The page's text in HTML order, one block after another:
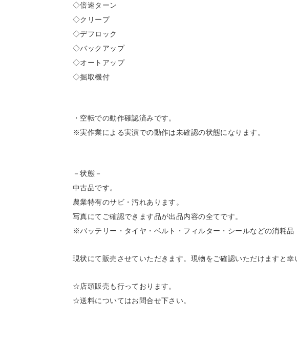
◇倍速ターン
◇クリープ
◇デフロック
◇バックアップ
◇オートアップ
◇掘取機付
・空転での動作確認済みです。
※実作業による実演での動作は未確認の状態になります。
－状態－
中古品です。
農業特有のサビ・汚れあります。
写真にてご確認できます品が出品内容の全てです。
※バッテリー・タイヤ・ベルト・フィルター・シールなどの消耗品
現状にて販売させていただきます。現物をご確認いただけますと幸
☆店頭販売も行っております。
☆送料についてはお問合せ下さい。